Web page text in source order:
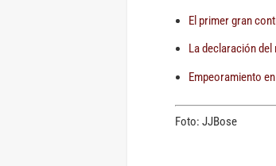
El primer gran
La declaración
Empeoramiento
Foto: JJBose